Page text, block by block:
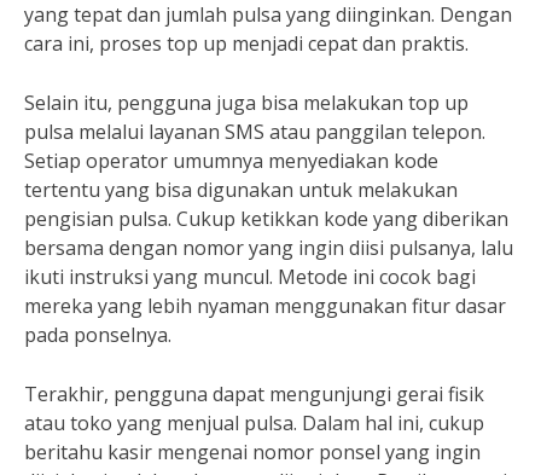
yang tepat dan jumlah pulsa yang diinginkan. Dengan
cara ini, proses top up menjadi cepat dan praktis.
Selain itu, pengguna juga bisa melakukan top up
pulsa melalui layanan SMS atau panggilan telepon.
Setiap operator umumnya menyediakan kode
tertentu yang bisa digunakan untuk melakukan
pengisian pulsa. Cukup ketikkan kode yang diberikan
bersama dengan nomor yang ingin diisi pulsanya, lalu
ikuti instruksi yang muncul. Metode ini cocok bagi
mereka yang lebih nyaman menggunakan fitur dasar
pada ponselnya.
Terakhir, pengguna dapat mengunjungi gerai fisik
atau toko yang menjual pulsa. Dalam hal ini, cukup
beritahu kasir mengenai nomor ponsel yang ingin